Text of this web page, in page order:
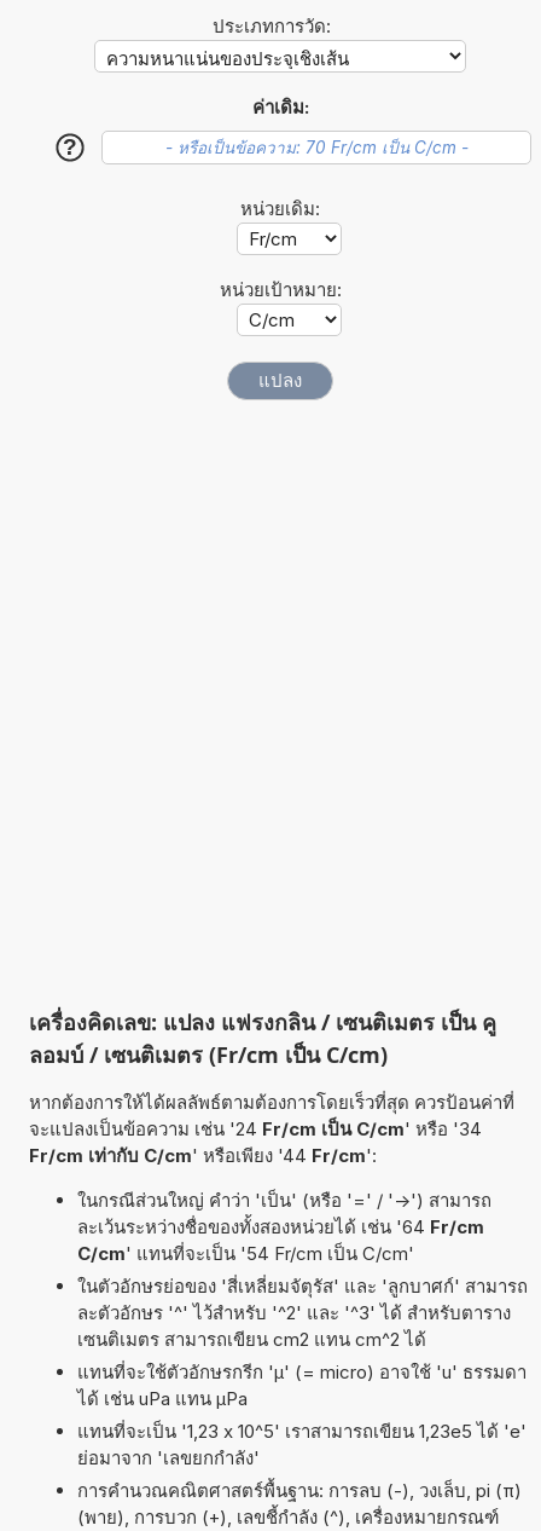
ประเภทการวัด:
ค่าเดิม:
?
หน่วยเดิม:
หน่วยเป้าหมาย:
เครื่องคิดเลข: แปลง แฟรงกลิน / เซนติเมตร เป็น คู
ลอมบ์ / เซนติเมตร (Fr/cm เป็น C/cm)
หากต้องการให้ได้ผลลัพธ์ตามต้องการโดยเร็วที่สุด ควรป้อนค่าที่
จะแปลงเป็นข้อความ เช่น '24 Fr/cm เป็น C/cm' หรือ '34
Fr/cm เท่ากับ C/cm' หรือเพียง '44 Fr/cm':
ในกรณีส่วนใหญ่ คำว่า 'เป็น' (หรือ '=' / '->') สามารถ
ละเว้นระหว่างชื่อของทั้งสองหน่วยได้ เช่น '64 Fr/cm
C/cm' แทนที่จะเป็น '54 Fr/cm เป็น C/cm'
ในตัวอักษรย่อของ 'สี่เหลี่ยมจัตุรัส' และ 'ลูกบาศก์' สามารถ
ละตัวอักษร '^' ไว้สำหรับ '^2' และ '^3' ได้ สำหรับตาราง
เซนติเมตร สามารถเขียน cm2 แทน cm^2 ได้
แทนที่จะใช้ตัวอักษรกรีก 'µ' (= micro) อาจใช้ 'u' ธรรมดา
ได้ เช่น uPa แทน µPa
แทนที่จะเป็น '1,23 x 10^5' เราสามารถเขียน 1,23e5 ได้ 'e'
ย่อมาจาก 'เลขยกกำลัง'
การคำนวณคณิตศาสตร์พื้นฐาน: การลบ (-), วงเล็บ, pi (π)
(พาย), การบวก (+), เลขชี้กำลัง (^), เครื่องหมายกรณฑ์